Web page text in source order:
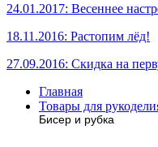
24.01.2017: Весеннее
18.11.2016: Растопим лёд!
27.09.2016: Скидка на
Главная
Товары для
Бисер и рубка